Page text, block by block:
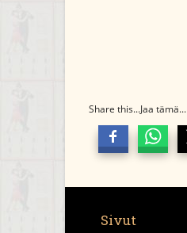
Share this...Jaa tämä...
Sivut